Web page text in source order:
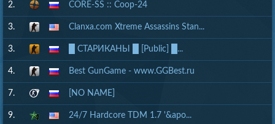
2. CORE-SS :: Coop-24
3. Clanxa.com Xtreme Assassins Stan...
3. █ СТАРИКАНЫ █ [Public] █...
4. Best GunGame - www.GGBest.ru
7. [NO NAME]
9. 24/7 Hardcore TDM 1.7 '&apo...